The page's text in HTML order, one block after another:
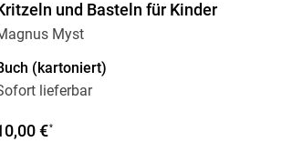
und Basteln für Kinder
Myst
(kartoniert)
lieferbar
€*